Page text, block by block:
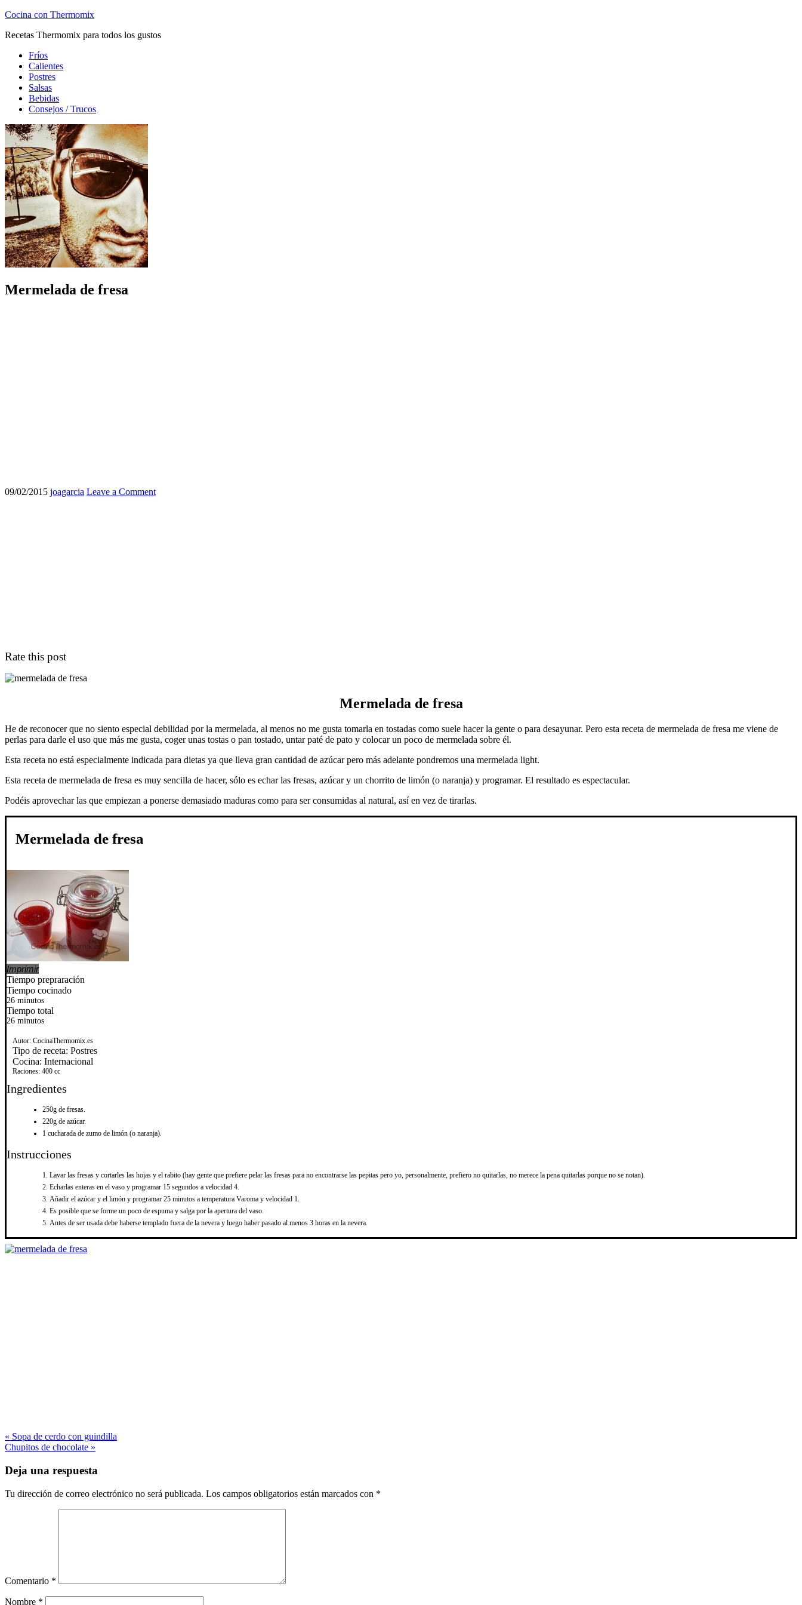
Cocina con Thermomix
Recetas Thermomix para todos los gustos
Fríos
Calientes
Postres
Salsas
Bebidas
Consejos / Trucos
Mermelada de fresa
09/02/2015 joagarcia Leave a Comment
Rate this post
Mermelada de fresa
He de reconocer que no siento especial debilidad por la mermelada, al menos no me gusta tomarla en tostadas como suele hacer la gente o para desayunar. Pero esta receta de mermelada de fresa me viene de
perlas para darle el uso que más me gusta, coger unas tostas o pan tostado, untar paté de pato y colocar un poco de mermelada sobre él.
Esta receta no está especialmente indicada para dietas ya que lleva gran cantidad de azúcar pero más adelante pondremos una mermelada light.
Esta receta de mermelada de fresa es muy sencilla de hacer, sólo es echar las fresas, azúcar y un chorrito de limón (o naranja) y programar. El resultado es espectacular.
Podéis aprovechar las que empiezan a ponerse demasiado maduras como para ser consumidas al natural, así en vez de tirarlas.
Mermelada de fresa
Imprimir
Tiempo prepraración
Tiempo cocinado
26 minutos
Tiempo total
26 minutos
Autor: CocinaThermomix.es
Tipo de receta: Postres
Cocina: Internacional
Raciones: 400 cc
Ingredientes
250g de fresas.
220g de azúcar.
1 cucharada de zumo de limón (o naranja).
Instrucciones
Lavar las fresas y cortarles las hojas y el rabito (hay gente que prefiere pelar las fresas para no encontrarse las pepitas pero yo, personalmente, prefiero no quitarlas, no merece la pena quitarlas porque no se notan).
Echarlas enteras en el vaso y programar 15 segundos a velocidad 4.
Añadir el azúcar y el limón y programar 25 minutos a temperatura Varoma y velocidad 1.
Es posible que se forme un poco de espuma y salga por la apertura del vaso.
Antes de ser usada debe haberse templado fuera de la nevera y luego haber pasado al menos 3 horas en la nevera.
« Sopa de cerdo con guindilla
Chupitos de chocolate »
Deja una respuesta
Tu dirección de correo electrónico no será publicada. Los campos obligatorios están marcados con *
Comentario *
Nombre *